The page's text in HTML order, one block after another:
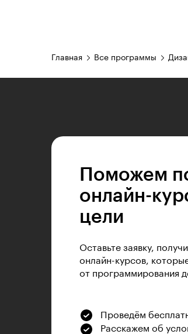
Главная Все программы
Поможем
онлайн-
цели
Оставьте заявку,
онлайн-курсов,
от программирования
Проведём
Расскажем об